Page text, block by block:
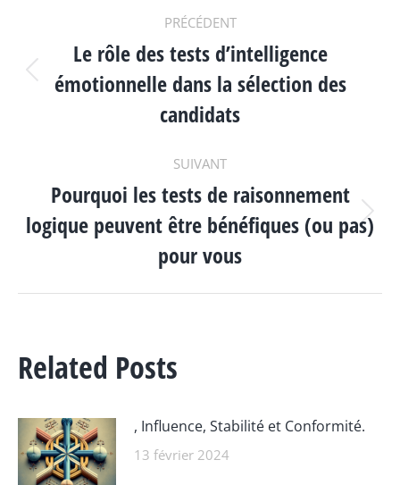
NAVIGATION
ARTICLE
PRÉCÉDENT
Article
précédent
Le rôle des tests d’intelligence
émotionnelle dans la sélection des
candidats
SUIVANT
Article
suivant
Pourquoi les tests de raisonnement
logique peuvent être bénéfiques (ou pas)
pour vous
Related Posts
, Influence, Stabilité et Conformité.
13 février 2024